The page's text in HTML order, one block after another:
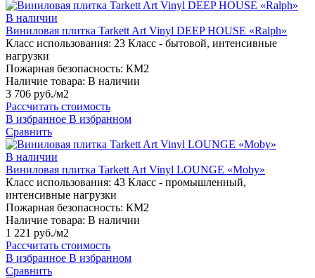
В наличии
Виниловая плитка Tarkett Art Vinyl DEEP HOUSE «Ralph»
Класс использования: 23 Класс - бытовой, интенсивные
нагрузки
Пожарная безопасность: КМ2
Наличие товара: В наличии
3 706 руб./м2
Рассчитать стоимость
В избранное В избранном
Сравнить
В наличии
Виниловая плитка Tarkett Art Vinyl LOUNGE «Moby»
Класс использования: 43 Класс - промышленный,
интенсивные нагрузки
Пожарная безопасность: КМ2
Наличие товара: В наличии
1 221 руб./м2
Рассчитать стоимость
В избранное В избранном
Сравнить